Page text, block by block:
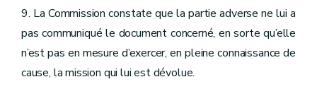
9. La Commission constate que la partie adverse ne lui a
pas communiqué le document concerné, en sorte qu’elle
n’est pas en mesure d’exercer, en pleine connaissance de
cause, la mission qui lui est dévolue.